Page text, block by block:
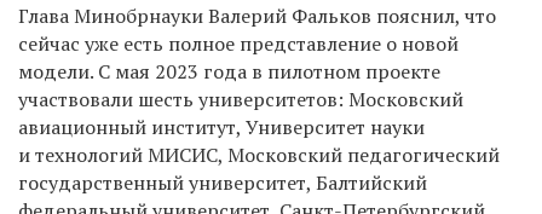
Глава Минобрнауки Валерий Фальков пояснил, что
сейчас уже есть полное представление о новой
модели. С мая 2023 года в пилотном проекте
участвовали шесть университетов: Московский
авиационный институт, Университет науки
и технологий МИСИС, Московский педагогический
государственный университет, Балтийский